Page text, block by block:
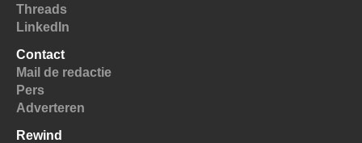
Threads
LinkedIn
Contact
Mail de redactie
Pers
Adverteren
Rewind